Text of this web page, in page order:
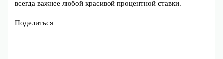
всегда важнее любой красивой процентной ставки.
Поделиться